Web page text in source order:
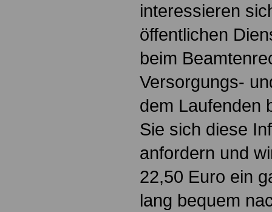
interessieren
öffentlichen
beim
Versorgungs-
dem Laufenden
Sie sich diese
anfordern und
22,50 Euro ein
lang bequem